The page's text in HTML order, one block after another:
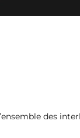
des